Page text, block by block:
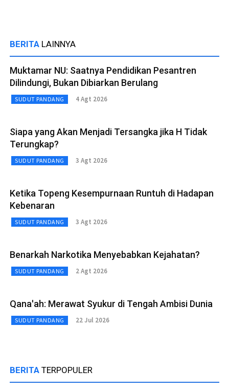
BERITA LAINNYA
Muktamar NU: Saatnya Pendidikan Pesantren
Dilindungi, Bukan Dibiarkan Berulang
SUDUT PANDANG 4 Agt 2026
Siapa yang Akan Menjadi Tersangka jika H Tidak
Terungkap?
SUDUT PANDANG 3 Agt 2026
Ketika Topeng Kesempurnaan Runtuh di Hadapan
Kebenaran
SUDUT PANDANG 3 Agt 2026
Benarkah Narkotika Menyebabkan Kejahatan?
SUDUT PANDANG 2 Agt 2026
Qana'ah: Merawat Syukur di Tengah Ambisi Dunia
SUDUT PANDANG 22 Jul 2026
BERITA TERPOPULER